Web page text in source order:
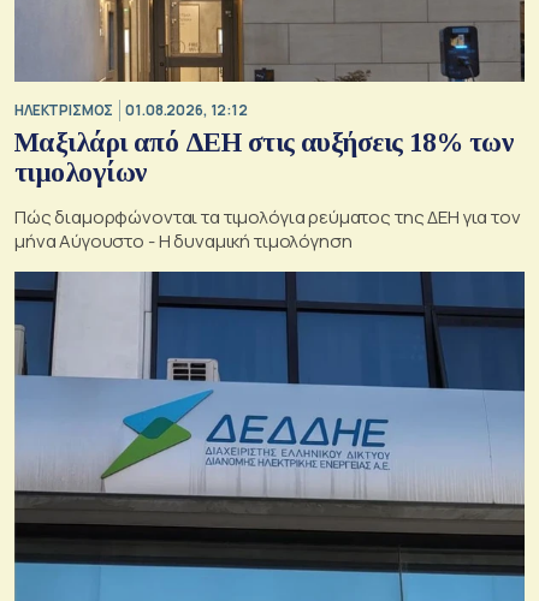
ΗΛΕΚΤΡΙΣΜΟΣ 01.08.2026, 12:12
Μαξιλάρι από ΔΕΗ στις αυξήσεις 18% των
τιμολογίων
Πώς διαμορφώνονται τα τιμολόγια ρεύματος της ΔΕΗ για τον
μήνα Αύγουστο - Η δυναμική τιμολόγηση